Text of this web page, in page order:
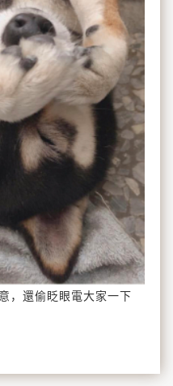
，還偷眨眼電大家一下